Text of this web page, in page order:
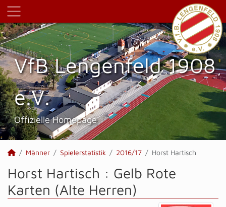
VfB Lengenfeld 1908
e.V.
Offizielle Homepage
Männer Spielerstatistik 2016/17 Horst Hartisch
Horst Hartisch : Gelb Rote
Karten (Alte Herren)